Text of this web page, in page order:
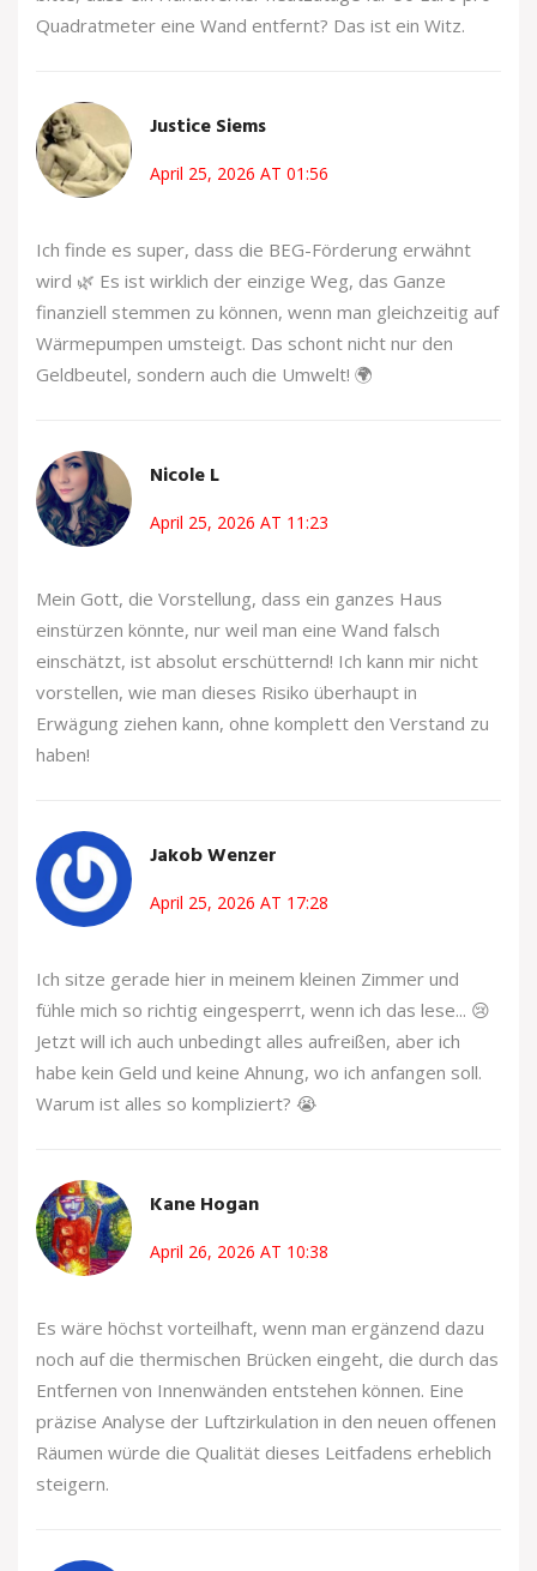
Quadratmeter eine Wand entfernt? Das ist ein Witz.
Justice Siems
April 25, 2026 AT 01:56
Ich finde es super, dass die BEG-Förderung erwähnt
wird 🌿 Es ist wirklich der einzige Weg, das Ganze
finanziell stemmen zu können, wenn man gleichzeitig auf
Wärmepumpen umsteigt. Das schont nicht nur den
Geldbeutel, sondern auch die Umwelt! 🌍
Nicole L
April 25, 2026 AT 11:23
Mein Gott, die Vorstellung, dass ein ganzes Haus
einstürzen könnte, nur weil man eine Wand falsch
einschätzt, ist absolut erschütternd! Ich kann mir nicht
vorstellen, wie man dieses Risiko überhaupt in
Erwägung ziehen kann, ohne komplett den Verstand zu
haben!
Jakob Wenzer
April 25, 2026 AT 17:28
Ich sitze gerade hier in meinem kleinen Zimmer und
fühle mich so richtig eingesperrt, wenn ich das lese... 😢
Jetzt will ich auch unbedingt alles aufreißen, aber ich
habe kein Geld und keine Ahnung, wo ich anfangen soll.
Warum ist alles so kompliziert? 😭
Kane Hogan
April 26, 2026 AT 10:38
Es wäre höchst vorteilhaft, wenn man ergänzend dazu
noch auf die thermischen Brücken eingeht, die durch das
Entfernen von Innenwänden entstehen können. Eine
präzise Analyse der Luftzirkulation in den neuen offenen
Räumen würde die Qualität dieses Leitfadens erheblich
steigern.